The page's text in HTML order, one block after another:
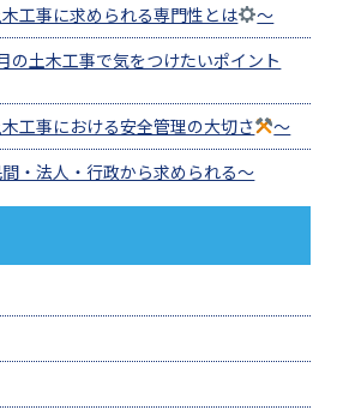
工事に求められる専門性とは
～
の土木工事で気をつけたいポイント
工事における安全管理の大切さ
～
・法人・行政から求められる～